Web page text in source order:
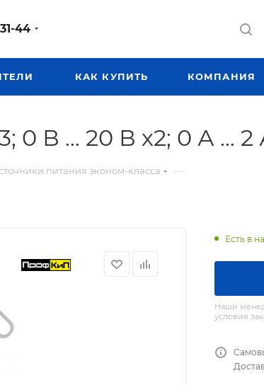
44
КАК КУПИТЬ КОМПАНИЯ
В … 20 В х2; 0 А … 2
питания эконом-класса —
Есть в
Наши
условия